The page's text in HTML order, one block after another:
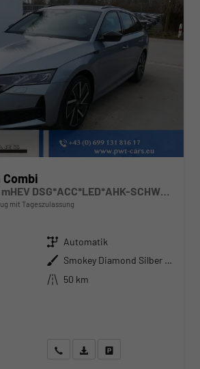
mit Tageszulassung
Getriebe Automatik
Außenfarbe
Smokey Diamond Silber Metallic
Kilometerstand
50 km
Wir rufen Sie anAngebot drucken (PDF)